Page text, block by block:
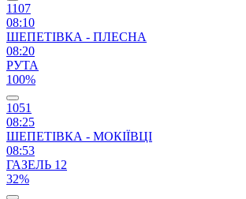
1107
08:10
ШЕПЕТІВКА - ПЛЕСНА
08:20
РУТА
100%
1051
08:25
ШЕПЕТІВКА - МОКІЇВЦІ
08:53
ГАЗЕЛЬ 12
32%